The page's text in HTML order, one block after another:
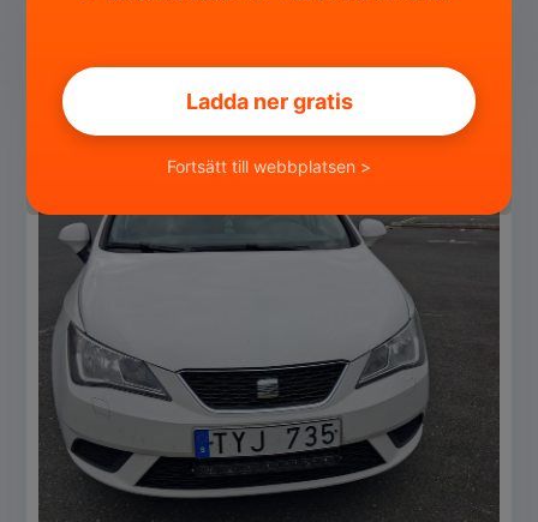
Privat SÄLJA
Ladda ner gratis
Fortsätt till webbplatsen >